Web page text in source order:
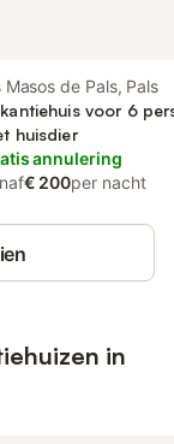
Masos de Pals, Pals
voor 6
huisdier
annulering
€ 200per nacht
in